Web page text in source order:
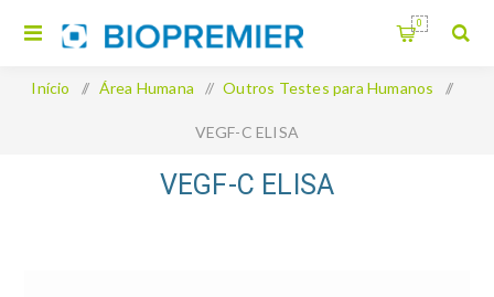
0
Início / Área Humana / Outros Testes para Humanos /
VEGF-C ELISA
VEGF-C ELISA